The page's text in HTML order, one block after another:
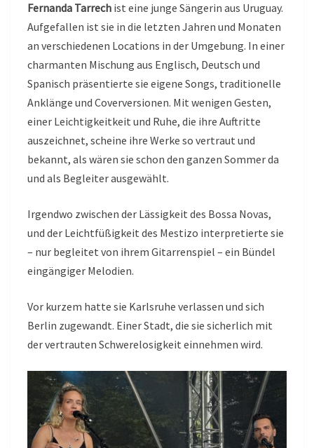
Fernanda Tarrech ist eine junge Sängerin aus Uruguay.
Aufgefallen ist sie in die letzten Jahren und Monaten
an verschiedenen Locations in der Umgebung. In einer
charmanten Mischung aus Englisch, Deutsch und
Spanisch präsentierte sie eigene Songs, traditionelle
Anklänge und Coverversionen. Mit wenigen Gesten,
einer Leichtigkeitkeit und Ruhe, die ihre Auftritte
auszeichnet, scheine ihre Werke so vertraut und
bekannt, als wären sie schon den ganzen Sommer da
und als Begleiter ausgewählt.
Irgendwo zwischen der Lässigkeit des Bossa Novas,
und der Leichtfüßigkeit des Mestizo interpretierte sie
– nur begleitet von ihrem Gitarrenspiel – ein Bündel
eingängiger Melodien.
Vor kurzem hatte sie Karlsruhe verlassen und sich
Berlin zugewandt. Einer Stadt, die sie sicherlich mit
der vertrauten Schwerelosigkeit einnehmen wird.